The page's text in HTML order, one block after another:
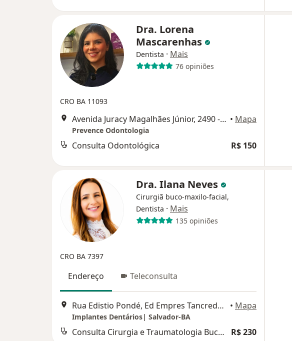
Dra. Lorena
Mascarenhas
Dentista · Mais
76 opiniões
CRO BA 11093
Avenida Juracy Magalhães Júnior, 2490 - Sala 14, Salvador • Mapa
Prevence Odontologia
Consulta Odontológica R$ 150
Dra. Ilana Neves
Cirurgiã buco-maxilo-facial,
Dentista · Mais
135 opiniões
CRO BA 7397
Endereço Teleconsulta
Rua Edistio Pondé, Ed Empres Tancredo Neves, 353, salas 304 e 305. Stiep, Salvador • Mapa
Implantes Dentários| Salvador-BA
Consulta Cirurgia e Traumatologia Buco-maxilo-facial R$ 230